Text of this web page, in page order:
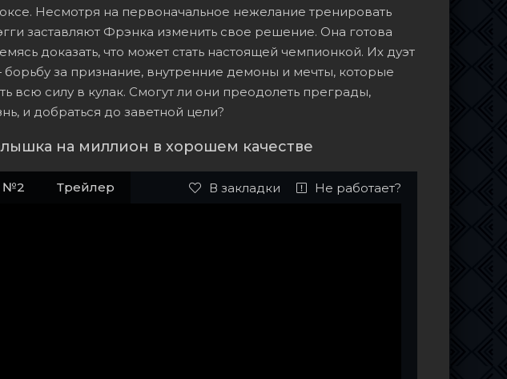
Несмотря на первоначальное нежелание тренировать
заставляют Фрэнка изменить свое решение. Она готова
доказать, что может стать настоящей чемпионкой. Их дуэт
за признание, внутренние демоны и мечты, которые
всю силу в кулак. Смогут ли они преодолеть преграды,
и добраться до заветной цели?
на миллион в хорошем качестве
№2 Трейлер В закладки Не работает?